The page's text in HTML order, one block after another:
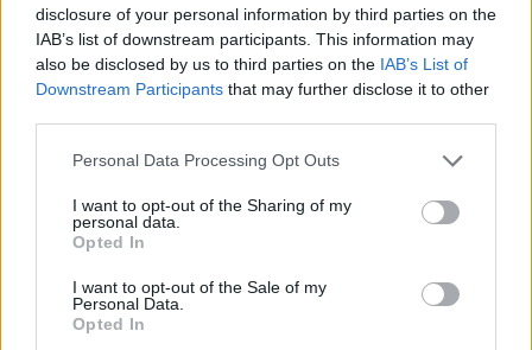
disclosure of your personal information by third parties on the
IAB’s list of downstream participants. This information may
also be disclosed by us to third parties on the IAB’s List of
Downstream Participants that may further disclose it to other
Personal Data Processing Opt Outs
I want to opt-out of the Sharing of my
personal data.
Opted In
I want to opt-out of the Sale of my
Personal Data.
Opted In
Thema: Stammtisch für Marktnummernsucher XXI
20 Oktober 2024
crissicrissi
Lebende Forenlegende
Beiträge: 47.680 Zustimmungen: 224.007 Punkte für Erfolge: 6.000
Freiherr des Forums, weiblich
lotte27.
*Sternchen*1